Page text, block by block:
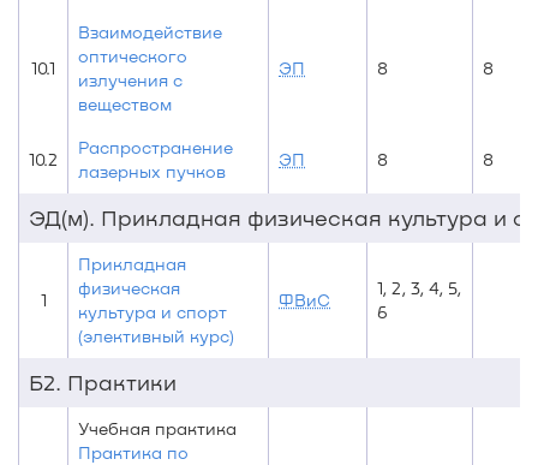
10.1
Взаимодействие
оптического
излучения с
веществом
ЭП 8 8
10.2
Распространение
лазерных пучков
ЭП 8 8
ЭД(м). Прикладная физическая культура и
1
Прикладная
физическая
культура и спорт
(элективный курс)
ФВиС
1, 2, 3, 4, 5,
6
Б2. Практики
Учебная практика
Практика по